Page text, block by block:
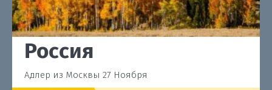
Россия
Адлер из Москвы 27 Ноября